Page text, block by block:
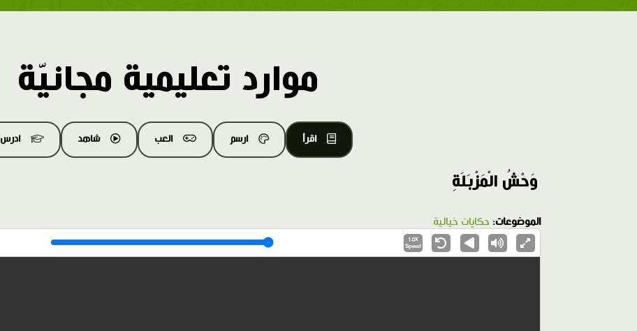
موارد تعليمية مجانيّة
اقرأ ارسم العب شاهد ادرس
وَحْشُ الْمَزْبَلَةِ
الموضوعات: حكايات خيالية
1.0X
Speed